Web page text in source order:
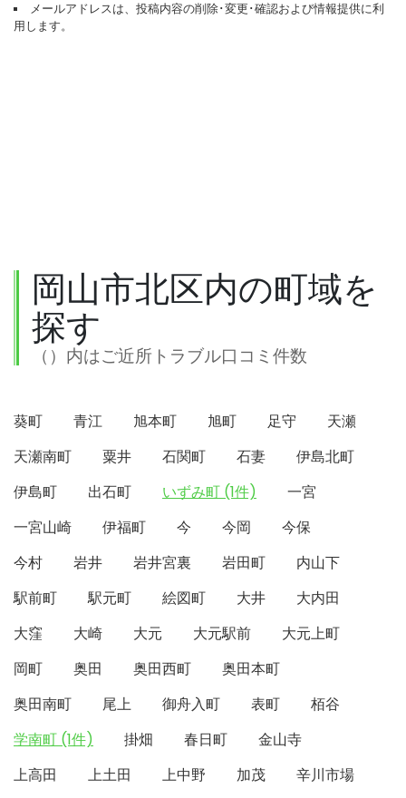
メールアドレスは、投稿内容の削除･変更･確認および情報提供に利
用します。
岡山市北区内の町域を
探す
（）内はご近所トラブル口コミ件数
葵町 青江 旭本町 旭町 足守
天瀬
天瀬南町
粟井 石関町 石妻
伊島北町
伊島町
出石町 いずみ町 (1件)
一宮
一宮山崎
伊福町 今 今岡
今保
今村
岩井 岩井宮裏 岩田町
内山下
駅前町
駅元町 絵図町 大井
大内田
大窪
大崎 大元 大元駅前
大元上町
岡町
奥田 奥田西町
奥田本町
奥田南町
尾上 御舟入町 表町
栢谷
学南町 (1件)
掛畑 春日町
金山寺
上高田
上土田 上中野 加茂 辛川市場